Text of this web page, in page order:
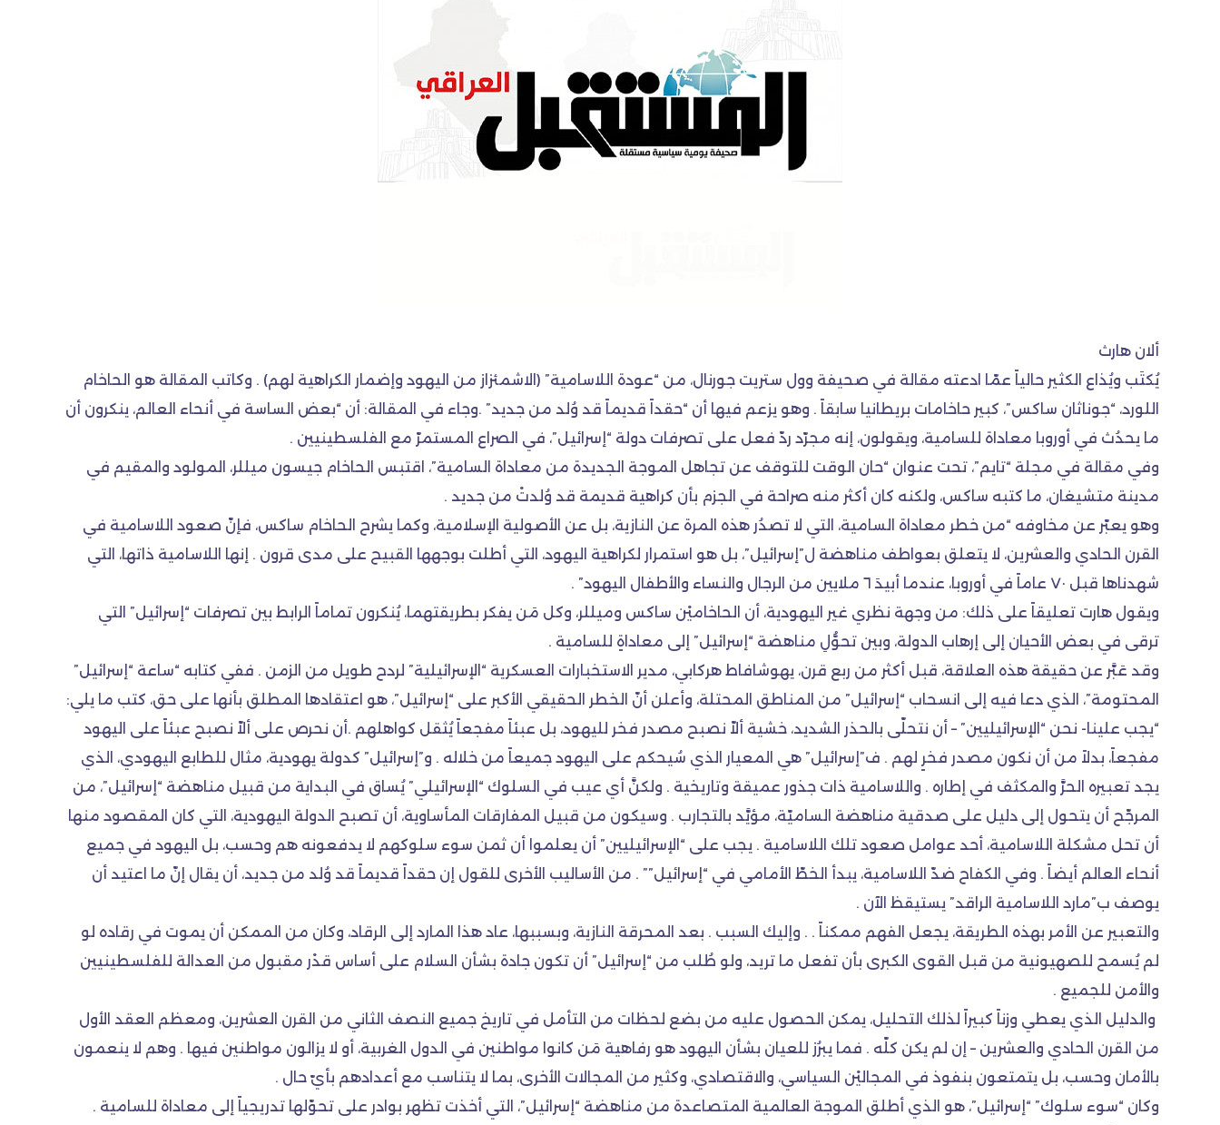
ألان هارث
يُكتَب ويُذاع الكثير حالياً عمّا ادعته مقالة في صحيفة وول ستريت جورنال، من “عودة اللاسامية” (الاشمئزاز من اليهود وإضمار الكراهية لهم) . وكاتب المقالة هو الحاخام
اللورد، “جوناثان ساكس”، كبير حاخامات بريطانيا سابقاً . وهو يزعم فيها أن “حقداً قديماً قد وُلد من جديد” .وجاء في المقالة: أن “بعض الساسة في أنحاء العالم، ينكرون أن
ما يحدُث في أوروبا معاداة للسامية، ويقولون، إنه مجرّد ردّ فعل على تصرفات دولة “إسرائيل”، في الصراع المستمرّ مع الفلسطينيين .
وفي مقالة في مجلة “تايم”، تحت عنوان “حان الوقت للتوقف عن تجاهل الموجة الجديدة من معاداة السامية”، اقتبس الحاخام جيسون ميللر، المولود والمقيم في
مدينة متشيغان، ما كتبه ساكس، ولكنه كان أكثر منه صراحة في الجزم بأن كراهية قديمة قد وُلدتْ من جديد .
وهو يعبّر عن مخاوفه “من خطر معاداة السامية، التي لا تصدُر هذه المرة عن النازية، بل عن الأصولية الإسلامية، وكما يشرح الحاخام ساكس، فإنّ صعود اللاسامية في
القرن الحادي والعشرين، لا يتعلق بعواطف مناهضة ل”إسرائيل”، بل هو استمرار لكراهية اليهود، التي أطلت بوجهها القبيح على مدى قرون . إنها اللاسامية ذاتها، التي
شهدناها قبل ٧٠ عاماً في أوروبا، عندما أبيدَ ٦ ملايين من الرجال والنساء والأطفال اليهود” .
ويقول هارت تعليقاً على ذلك: من وجهة نظري غير اليهودية، أن الحاخاميْن ساكس وميللر، وكل مَن يفكر بطريقتهما، يُنكرون تماماً الرابط بين تصرفات “إسرائيل” التي
ترقى في بعض الأحيان إلى إرهاب الدولة، وبين تحوُّلِ مناهضة “إسرائيل” إلى معاداةٍ للسامية .
وقد عَبَّر عن حقيقة هذه العلاقة، قبل أكثر من ربع قرن، يهوشافاط هركابي، مدير الاستخبارات العسكرية “الإسرائيلية” لردح طويل من الزمن . ففي كتابه “ساعة “إسرائيل”
المحتومة”، الذي دعا فيه إلى انسحاب “إسرائيل” من المناطق المحتلة، وأعلن أنّ الخطر الحقيقي الأكبر على “إسرائيل”، هو اعتقادها المطلق بأنها على حق، كتب ما يلي:
“يجب علينا- نحن “الإسرائيليين” – أن نتحلّى بالحذر الشديد، خشية ألاّ نصبح مصدر فخر لليهود، بل عبئاً مفجعاً يُثقل كواهلهم .أن نحرص على ألاّ نصبح عبئاً على اليهود
مفجعاً، بدلاً من أن نكون مصدر فخرٍ لهم . ف”إسرائيل” هي المعيار الذي سُيحكم على اليهود جميعاً من خلاله . و”إسرائيل” كدولة يهودية، مثال للطابع اليهودي، الذي
يجد تعبيره الحرَّ والمكثف في إطاره . واللاسامية ذات جذور عميقة وتاريخية . ولكنَّ أي عيب في السلوك “الإسرائيلي” يُساق في البداية من قبيل مناهضة “إسرائيل”، من
المرجّح أن يتحول إلى دليل على صدقية مناهضة الساميّة، مؤيَّد بالتجارب . وسيكون من قبيل المفارقات المأساوية، أن تصبح الدولة اليهودية، التي كان المقصود منها
أن تحل مشكلة اللاسامية، أحد عوامل صعود تلك اللاسامية . يجب على “الإسرائيليين” أن يعلموا أن ثمن سوء سلوكهم لا يدفعونه هم وحسب، بل اليهود في جميع
أنحاء العالم أيضاً . وفي الكفاح ضدّ اللاسامية، يبدأ الخطّ الأمامي في “إسرائيل”” . من الأساليب الأخرى للقول إن حقداً قديماً قد وُلد من جديد، أن يقال إنّ ما اعتيد أن
يوصف ب”مارد اللاسامية الراقد” يستيقظ الآن .
والتعبير عن الأمر بهذه الطريقة، يجعل الفهم ممكناً . . وإليك السبب . بعد المحرقة النازية، وبسببها، عاد هذا المارد إلى الرقاد، وكان من الممكن أن يموت في رقاده لو
لم يُسمح للصهيونية من قبل القوى الكبرى بأن تفعل ما تريد، ولو طُلب من “إسرائيل” أن تكون جادة بشأن السلام على أساس قدْر مقبول من العدالة للفلسطينيين
والأمن للجميع .
والدليل الذي يعطي وزناً كبيراً لذلك التحليل، يمكن الحصول عليه من بضع لحظات من التأمل في تاريخ جميع النصف الثاني من القرن العشرين، ومعظم العقد الأول
من القرن الحادي والعشرين – إن لم يكن كلّه . فما يبرُز للعيان بشأن اليهود هو رفاهية مَن كانوا مواطنين في الدول الغربية، أو لا يزالون مواطنين فيها . وهم لا ينعمون
بالأمان وحسب، بل يتمتعون بنفوذ في المجاليْن السياسي، والاقتصادي، وكثير من المجالات الأخرى، بما لا يتناسب مع أعدادهم بأيّ حال .
وكان “سوء سلوك” “إسرائيل”، هو الذي أطلق الموجة العالمية المتصاعدة من مناهضة “إسرائيل”، التي أخذت تظهر بوادر على تحوّلها تدريجياً إلى معاداة للسامية .